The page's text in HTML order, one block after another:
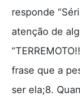
responde
atenção de
frase que a
ser ela;8.